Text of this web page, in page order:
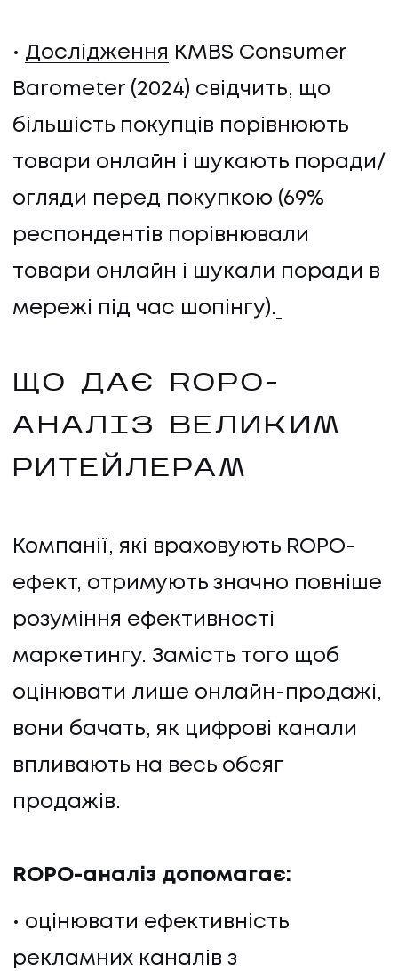
Дослідження KMBS Consumer
Barometer (2024) свідчить, що
більшість покупців порівнюють
товари онлайн і шукають поради/
огляди перед покупкою (69%
респондентів порівнювали
товари онлайн і шукали поради в
мережі під час шопінгу).
ЩО ДАЄ ROPO-
АНАЛІЗ ВЕЛИКИМ
РИТЕЙЛЕРАМ
Компанії, які враховують ROPO-
ефект, отримують значно повніше
розуміння ефективності
маркетингу. Замість того щоб
оцінювати лише онлайн-продажі,
вони бачать, як цифрові канали
впливають на весь обсяг
продажів.
ROPO-аналіз допомагає:
оцінювати ефективність
рекламних каналів з